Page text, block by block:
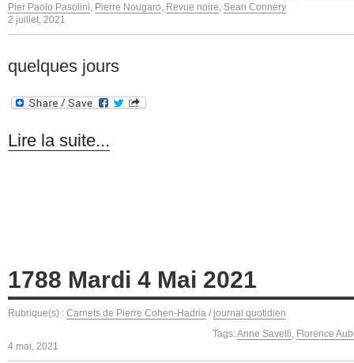
Pier Paolo Pasolini, Pierre Nougaro, Revue noire, Sean Connery
2 juillet, 2021
quelques jours
Lire la suite...
1788 Mardi 4 Mai 2021
Rubrique(s) : Carnets de Pierre Cohen-Hadria / journal quotidien
Tags:Anne Savelli, Florence
4 mai, 2021